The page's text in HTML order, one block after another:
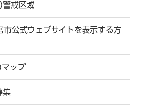
警戒区域
市公式ウェブサイトを表示する方
マップ
集